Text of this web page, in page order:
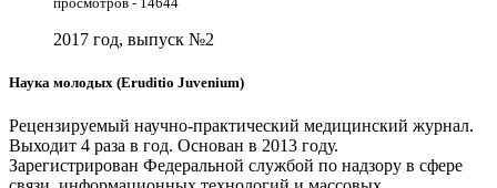
2017 год, выпуск №2
Наука молодых (Eruditio Juvenium)
Рецензируемый научно-практический медицинский журнал.
Выходит 4 раза в год. Основан в 2013 году.
Зарегистрирован Федеральной службой по надзору в сфере